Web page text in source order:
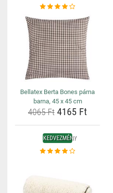
Bellatex Berta Bones párna
barna, 45 x 45 cm
4065 Ft 4165 Ft
KEDVEZMÉNY